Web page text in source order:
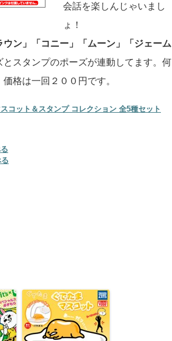
会話を楽しんじゃいまし
ょ！
ウン」「コニー」「ムーン」「ジェーム
とスタンプのポーズが連動してます。何
格は一回２００円です。
コット＆スタンプ コレクション 全5種セット